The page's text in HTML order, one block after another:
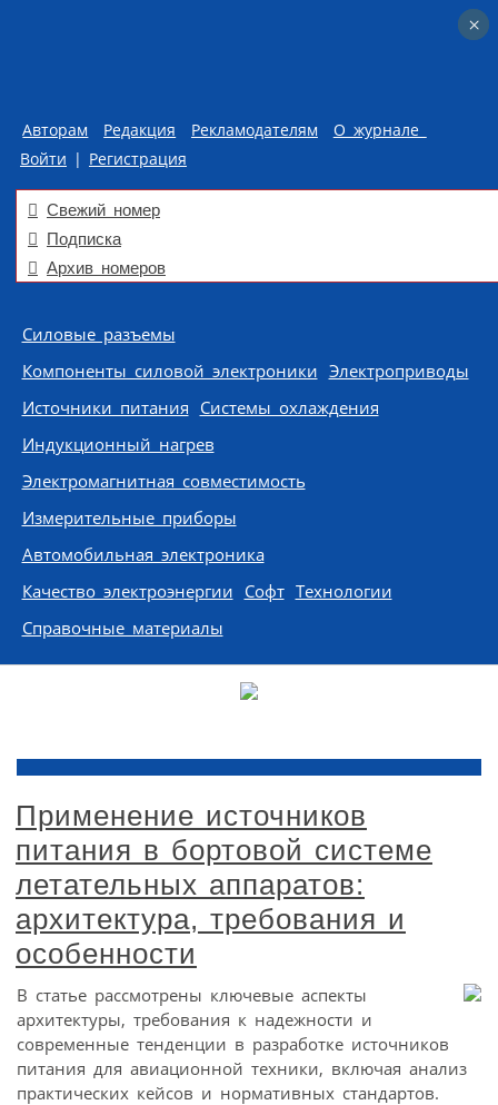
Авторам Редакция Рекламодателям
О журнале
Войти | Регистрация
Свежий номер
Подписка
Архив номеров
Skip to content
Силовые разъемы
Компоненты силовой электроники Электроприводы
Источники питания Системы охлаждения
Индукционный нагрев
Электромагнитная совместимость
Измерительные приборы
Автомобильная электроника
Качество электроэнергии Софт Технологии
Справочные материалы
Применение источников
питания в бортовой системе
летательных аппаратов:
архитектура, требования и
особенности
В статье рассмотрены ключевые аспекты
архитектуры, требования к надежности и
современные тенденции в разработке источников
питания для авиационной техники, включая анализ
практических кейсов и нормативных стандартов.
×
×